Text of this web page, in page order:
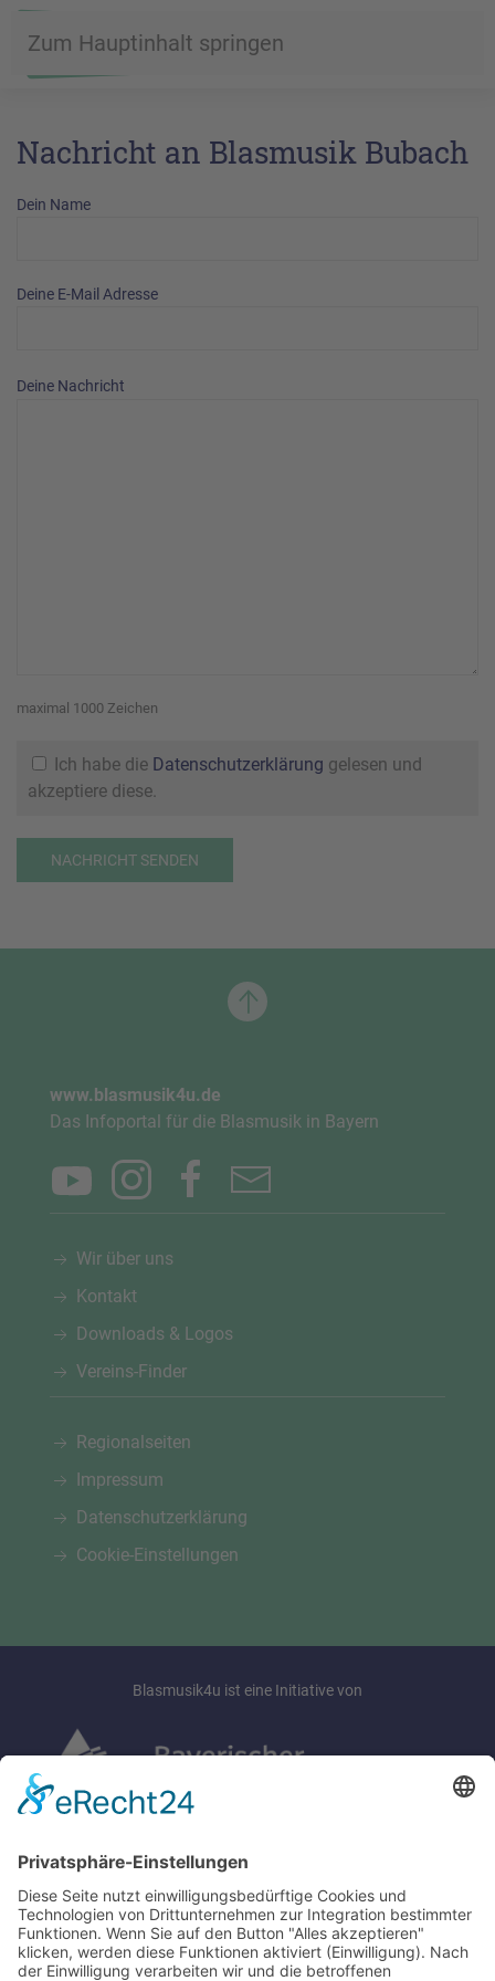
Zum Hauptinhalt springen
Nachricht an Blasmusik Bubach
Dein Name
Deine E-Mail Adresse
Deine Nachricht
maximal 1000 Zeichen
Ich habe die Datenschutzerklärung gelesen und
akzeptiere diese.
NACHRICHT SENDEN
www.blasmusik4u.de
Das Infoportal für die Blasmusik in Bayern
Wir über uns
Kontakt
Downloads & Logos
Vereins-Finder
Regionalseiten
Impressum
Datenschutzerklärung
Cookie-Einstellungen
Blasmusik4u ist eine Initiative von